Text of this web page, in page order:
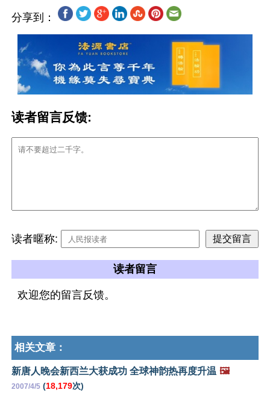
分享到：
读者留言反馈:
读者暱称:
读者留言
欢迎您的留言反馈。
相关文章：
新唐人晚会新西兰大获成功 全球神韵热再度升温 🖼️
2007/4/5 (18,179次)